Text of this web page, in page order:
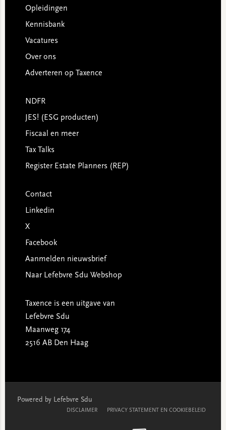
Opleidingen
Kennisbank
Vacatures
Over ons
Adverteren op Taxence
NDFR
JES! (ESG producten)
Fiscaal en meer
Tax Talks
Register Estate Planners (REP)
Contact
Linkedin
X
Facebook
Aanmelden nieuwsbrief
Naar Lefebvre Sdu Webshop
Taxence is een uitgave van
Lefebvre Sdu
Maanweg 174
2516 AB Den Haag
Powered by Lefebvre Sdu
DISCLAIMER PRIVACY STATEMENT EN COOKIEBELEID